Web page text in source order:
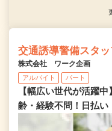
交通誘導警備スタッ
株式会社 ワーク企画
アルバイト パート
【幅広い世代が活躍
齢・経験不問！日払い